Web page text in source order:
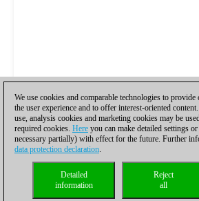
We use cookies and comparable technologies to
the user experience and to offer interest-oriented
use, analysis cookies and marketing cookies may be
required cookies. Here you can make detailed settings
necessary partially) with effect for the future. Further
data protection declaration.
Reject
all
Detailed
information